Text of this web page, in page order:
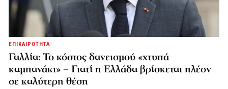
ΕΠΙΚΑΙΡΟΤΗΤΑ
Γαλλία: Το κόστος δανεισμού «χτυπά
καμπανάκι» – Γιατί η Ελλάδα βρίσκεται πλέον
σε καλύτερη θέση